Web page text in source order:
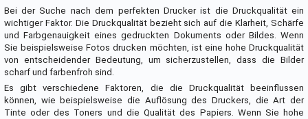
Bei der Suche nach dem perfekten Drucker ist die Druckqualität ein
wichtiger Faktor. Die Druckqualität bezieht sich auf die Klarheit, Schärfe
und Farbgenauigkeit eines gedruckten Dokuments oder Bildes. Wenn
Sie beispielsweise Fotos drucken möchten, ist eine hohe Druckqualität
von entscheidender Bedeutung, um sicherzustellen, dass die Bilder
scharf und farbenfroh sind.
Es gibt verschiedene Faktoren, die die Druckqualität beeinflussen
können, wie beispielsweise die Auflösung des Druckers, die Art der
Tinte oder des Toners und die Qualität des Papiers. Wenn Sie hohe